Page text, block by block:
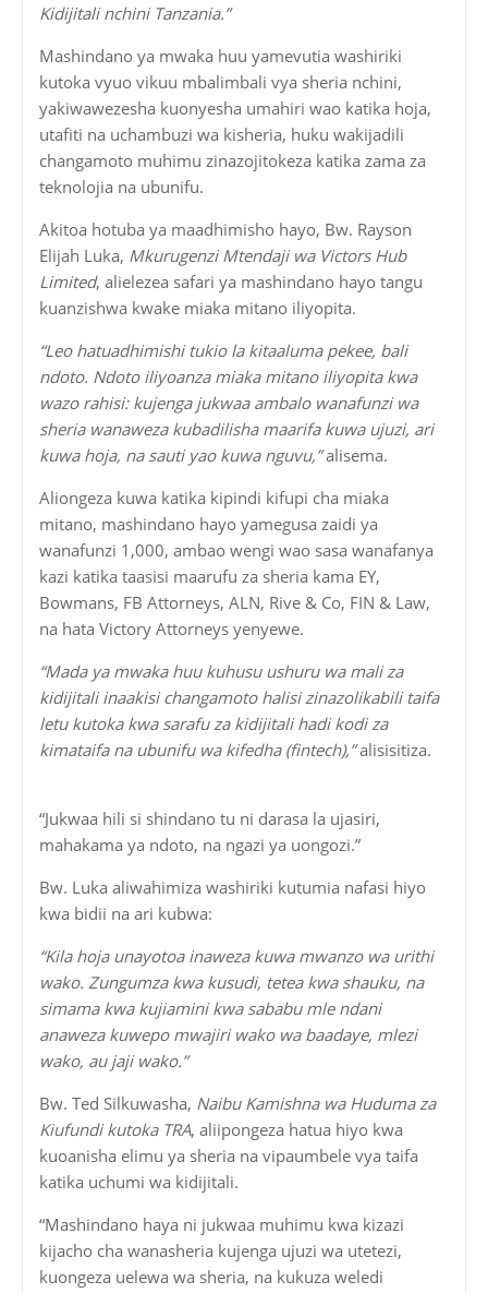
Kidijitali nchini Tanzania.”
Mashindano ya mwaka huu yamevutia washiriki
kutoka vyuo vikuu mbalimbali vya sheria nchini,
yakiwawezesha kuonyesha umahiri wao katika hoja,
utafiti na uchambuzi wa kisheria, huku wakijadili
changamoto muhimu zinazojitokeza katika zama za
teknolojia na ubunifu.
Akitoa hotuba ya maadhimisho hayo, Bw. Rayson
Elijah Luka, Mkurugenzi Mtendaji wa Victors Hub
Limited, alielezea safari ya mashindano hayo tangu
kuanzishwa kwake miaka mitano iliyopita.
“Leo hatuadhimishi tukio la kitaaluma pekee, bali
ndoto. Ndoto iliyoanza miaka mitano iliyopita kwa
wazo rahisi: kujenga jukwaa ambalo wanafunzi wa
sheria wanaweza kubadilisha maarifa kuwa ujuzi, ari
kuwa hoja, na sauti yao kuwa nguvu,”alisema.
Aliongeza kuwa katika kipindi kifupi cha miaka
mitano, mashindano hayo yamegusa zaidi ya
wanafunzi 1,000, ambao wengi wao sasa wanafanya
kazi katika taasisi maarufu za sheria kama EY,
Bowmans, FB Attorneys, ALN, Rive & Co, FIN & Law,
na hata Victory Attorneys yenyewe.
“Mada ya mwaka huu kuhusu ushuru wa mali za
kidijitali inaakisi changamoto halisi zinazolikabili taifa
letu kutoka kwa sarafu za kidijitali hadi kodi za
kimataifa na ubunifu wa kifedha (fintech),”alisisitiza.
“Jukwaa hili si shindano tu ni darasa la ujasiri,
mahakama ya ndoto, na ngazi ya uongozi.”
Bw. Luka aliwahimiza washiriki kutumia nafasi hiyo
kwa bidii na ari kubwa:
“Kila hoja unayotoa inaweza kuwa mwanzo wa urithi
wako. Zungumza kwa kusudi, tetea kwa shauku, na
simama kwa kujiamini kwa sababu mle ndani
anaweza kuwepo mwajiri wako wa baadaye, mlezi
wako, au jaji wako.”
Bw. Ted Silkuwasha, Naibu Kamishna wa Huduma za
Kiufundi kutoka TRA, aliipongeza hatua hiyo kwa
kuoanisha elimu ya sheria na vipaumbele vya taifa
katika uchumi wa kidijitali.
“Mashindano haya ni jukwaa muhimu kwa kizazi
kijacho cha wanasheria kujenga ujuzi wa utetezi,
kuongeza uelewa wa sheria, na kukuza weledi